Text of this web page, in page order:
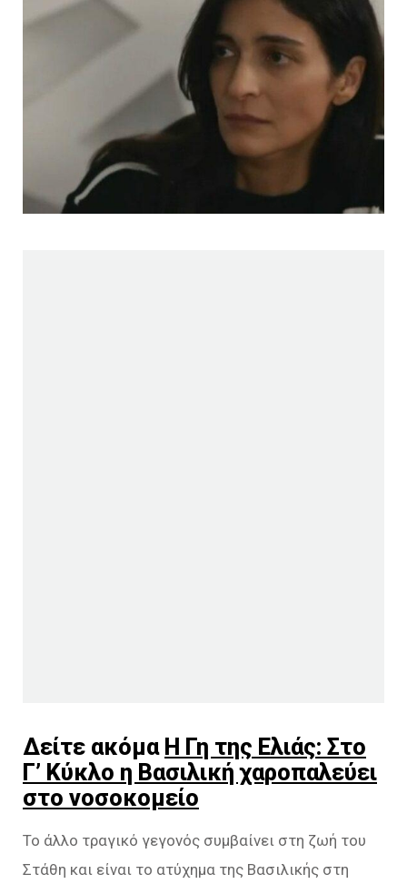
Δείτε ακόμα Η Γη της Ελιάς: Στο
Γ’ Κύκλο η Βασιλική χαροπαλεύει
στο νοσοκομείο
Το άλλο τραγικό γεγονός συμβαίνει στη ζωή του
Στάθη και είναι το ατύχημα της Βασιλικής στη